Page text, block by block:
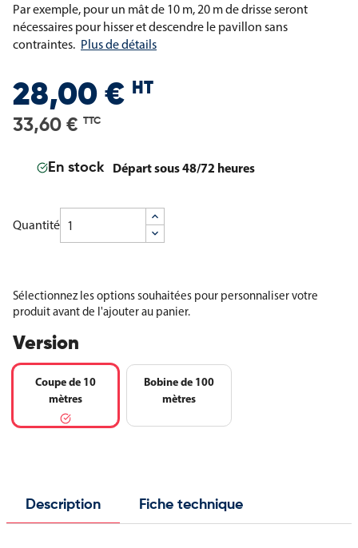
Par exemple, pour un mât de 10 m, 20 m de drisse seront
nécessaires pour hisser et descendre le pavillon sans
contraintes. Plus de détails
28,00 € HT
33,60 € TTC
En stock Départ sous 48/72 heures
Quantité
Sélectionnez les options souhaitées pour personnaliser votre
produit avant de l'ajouter au panier.
Version
Coupe de 10
mètres
Bobine de 100
mètres
Description Fiche technique